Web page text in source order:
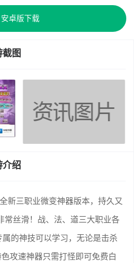
安卓版下载
图
介绍
新三职业微变神器版本，持久又
常丝滑！战、法、道三大职业各
的神技可以学习，无论是击杀
攻速神器只需打怪即可免费白